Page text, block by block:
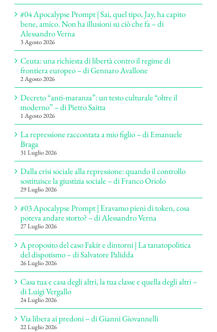
#04 Apocalypse Prompt | Sai, quel tipo, Jay, ha capito
bene, amico. Non ha illusioni su ciò che fa – di
Alessandro Verna
3 Agosto 2026
Ceuta: una richiesta di libertà contro il regime di
frontiera europeo – di Gennaro Avallone
2 Agosto 2026
Decreto “anti-maranza”: un testo culturale “oltre il
moderno” – di Pietro Saitta
1 Agosto 2026
La repressione raccontata a mio figlio – di Emanuele
Braga
31 Luglio 2026
Dalla crisi sociale alla repressione: quando il controllo
sostituisce la giustizia sociale – di Franco Oriolo
29 Luglio 2026
#03 Apocalypse Prompt | Eravamo pieni di token, cosa
poteva andare storto? – di Alessandro Verna
27 Luglio 2026
A proposito del caso Fakir e dintorni | La tanatopolitica
del dispotismo – di Salvatore Palidda
26 Luglio 2026
Casa tua e casa degli altri, la tua classe e quella degli altri –
di Luigi Vergallo
24 Luglio 2026
Via libera ai predoni – di Gianni Giovannelli
22 Luglio 2026